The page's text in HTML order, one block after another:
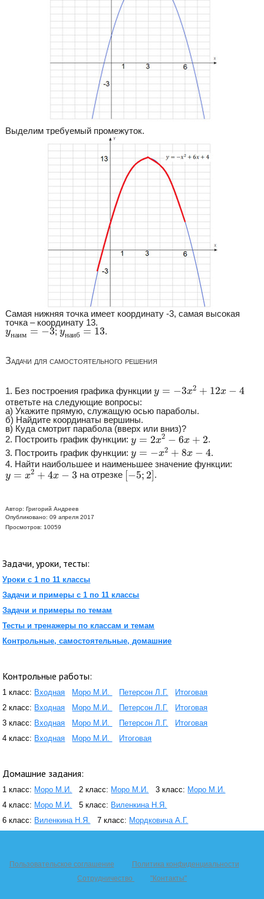
Выделим требуемый промежуток.
Самая нижняя точка имеет координату -3, самая высокая
точка – координату 13.
yнаим = −3
yнаим=−3; yнаиб = 13
yнаиб=13.
Задачи для самостоятельного решения
1. Без построения графика функции y = −3x2 + 12x − 4
x2 +12 x−4
ответьте на следующие вопросы:
а) Укажите прямую, служащую осью параболы.
б) Найдите координаты вершины.
в) Куда смотрит парабола (вверх или вниз)?
2. Построить график функции: y = 2x2 − 6x + 2
y= 2x2 −6x+2
.
3. Построить график функции: y = −x2 + 8x − 4
y x2+8 −4
.
4. Найти наибольшее и наименьшее значение функции:
y = x2 + 4x − 3
y= x2+4 x−3 на отрезке [−5; 2]
[−5;2] .
Автор: Григорий Андреев
Опубликовано: 09 апреля 2017
Просмотров: 10059
Задачи, уроки, тесты:
Уроки с 1 по 11 классы
Задачи и примеры с 1 по 11 классы
Задачи и примеры по темам
Тесты и тренажеры по классам и темам
Контрольные, самостоятельные, домашние
Контрольные работы:
1 класс: Входная Моро М.И. Петерсон Л.Г.
Итоговая
2 класс: Входная Моро М.И. Петерсон Л.Г.
Итоговая
3 класс: Входная Моро М.И. Петерсон Л.Г.
Итоговая
4 класс: Входная Моро М.И. Итоговая
Домашние задания:
1 класс: Моро М.И. 2 класс: Моро М.И. 3 класс: Моро М.И.
4 класс: Моро М.И. 5 класс: Виленкина Н.Я.
6 класс: Виленкина Н.Я. 7 класс: Мордковича А.Г.
Пользовательское соглашение
Политика конфиденциальности
Сотрудничество
"Контакты"